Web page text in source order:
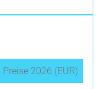
Preise 2026 (EUR)